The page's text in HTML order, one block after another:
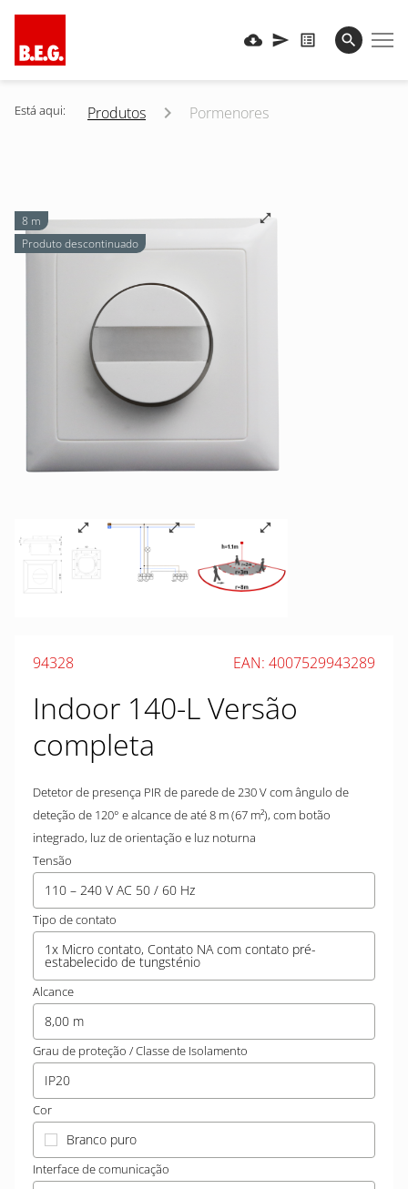
Está aqui: Produtos Pormenores
8 m
Produto descontinuado
94328 EAN: 4007529943289
Indoor 140-L Versão
completa
Detetor de presença PIR de parede de 230 V com ângulo de
deteção de 120° e alcance de até 8 m (67 m²), com botão
integrado, luz de orientação e luz noturna
Tensão
110 – 240 V AC 50 / 60 Hz
Tipo de contato
1x Micro contato, Contato NA com contato pré-
estabelecido de tungsténio
Alcance
8,00 m
Grau de proteção / Classe de Isolamento
IP20
Cor
Branco puro
Interface de comunicação